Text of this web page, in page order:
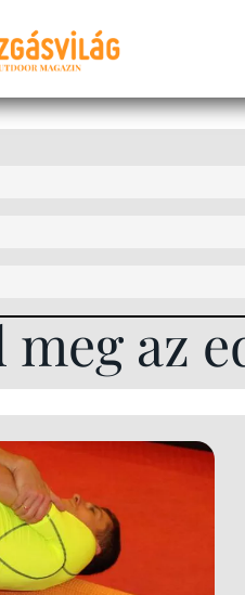
az